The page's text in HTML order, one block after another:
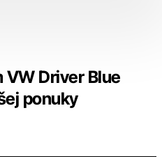
Driver Blue
ponuky